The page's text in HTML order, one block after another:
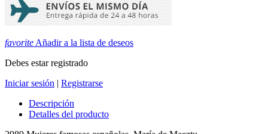
favorite Añadir a la lista de deseos
Debes estar registrado
Iniciar sesión | Registrarse
Descripción
Detalles del producto